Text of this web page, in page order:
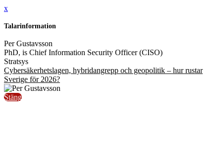
x
Talarinformation
Per Gustavsson
PhD, is Chief Information Security Officer (CISO)
Stratsys
Cybersäkerhetslagen, hybridangrepp och geopolitik – hur rustar
Sverige för 2026?
Stäng